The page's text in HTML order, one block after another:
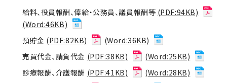
給料、役員報酬、俸給・公務員、議員報酬等 (PDF:94KB)
(Word:46KB)
預貯金 (PDF:82KB)
(Word:36KB)
売買代金、請負代金 (PDF:38KB)
(Word:25KB)
診療報酬、介護報酬 (PDF:41KB)
(Word:28KB)